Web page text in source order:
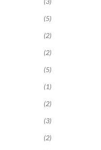
(5)
(2)
(2)
(5)
(1)
(2)
(3)
(2)